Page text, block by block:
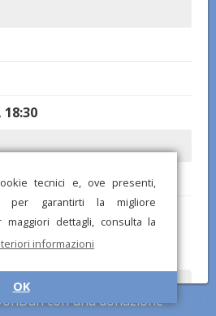
tecnici e, ove presenti,
per garantirti la migliore
dettagli, consulta la
informazioni
OK
, 18:30
dalle 8.30 e per tutta la
prenotazione
o errate? Scarica l'app di
e segnalare chiese mancanti!
con una donazione